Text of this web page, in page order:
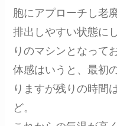
胞にアプローチし老
排出しやすい状態に
りのマシンとなって
体感はいうと、最初
りますが残りの時間
ど。